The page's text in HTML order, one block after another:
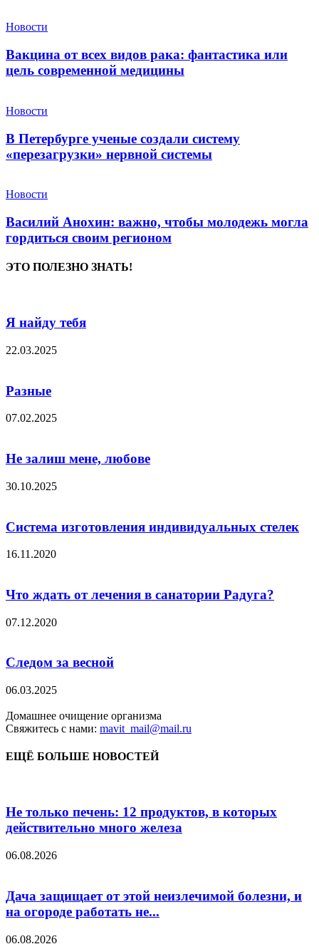
Новости
Вакцина от всех видов рака: фантастика или
цель современной медицины
Новости
В Петербурге ученые создали систему
«перезагрузки» нервной системы
Новости
Василий Анохин: важно, чтобы молодежь могла
гордиться своим регионом
ЭТО ПОЛЕЗНО ЗНАТЬ!
Я найду тебя
22.03.2025
Разные
07.02.2025
Не залиш мене, любове
30.10.2025
Система изготовления индивидуальных стелек
16.11.2020
Что ждать от лечения в санатории Радуга?
07.12.2020
Следом за весной
06.03.2025
Домашнее очищение организма
Свяжитесь с нами: mavit_mail@mail.ru
ЕЩЁ БОЛЬШЕ НОВОСТЕЙ
Не только печень: 12 продуктов, в которых
действительно много железа
06.08.2026
Дача защищает от этой неизлечимой болезни, и
на огороде работать не...
06.08.2026